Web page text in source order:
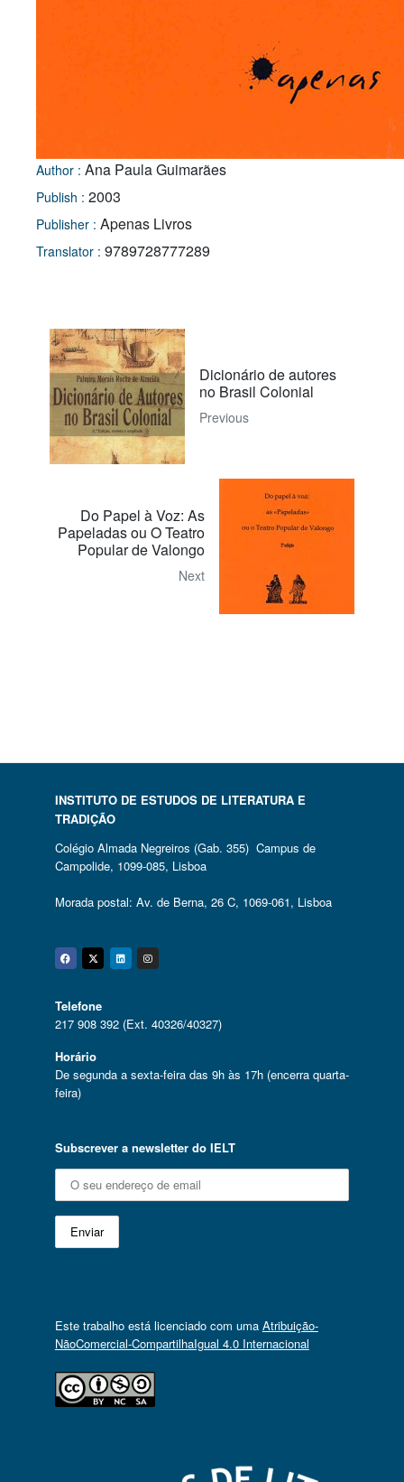
Author : Ana Paula Guimarães
Publish : 2003
Publisher : Apenas Livros
Translator : 9789728777289
Dicionário de autores
no Brasil Colonial
Previous
Do Papel à Voz: As
Papeladas ou O Teatro
Popular de Valongo
Next
INSTITUTO DE ESTUDOS DE LITERATURA E
TRADIÇÃO
Colégio Almada Negreiros (Gab. 355) Campus de
Campolide, 1099-085, Lisboa
Morada postal: Av. de Berna, 26 C, 1069-061, Lisboa
Facebook
Twitter
Linkedin
Instagram
Telefone
217 908 392 (Ext. 40326/40327)
Horário
De segunda a sexta-feira das 9h às 17h (encerra quarta-
feira)
Subscrever a newsletter do IELT
Este trabalho está licenciado com uma Atribuição-
NãoComercial-CompartilhaIgual 4.0 Internacional